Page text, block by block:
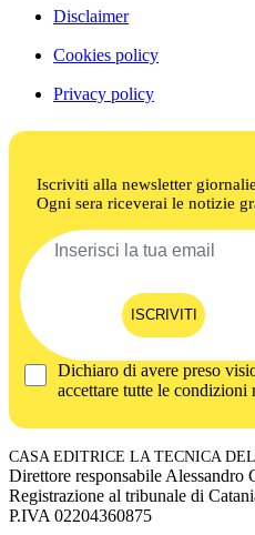
Disclaimer
Cookies policy
Privacy policy
Iscriviti alla newsletter
Ogni sera riceverai le notizie
ISCRIVITI
Dichiaro di avere preso
accettare tutte le
CASA EDITRICE LA TECNICA
Direttore responsabile Alessandro
Registrazione al tribunale di
P.IVA 02204360875